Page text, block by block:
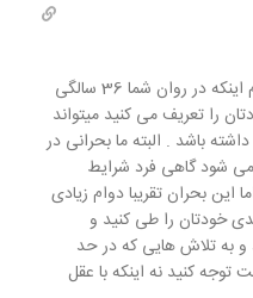
سلام به شما زهرا جان ببین عزیزم اینکه در روان شما 36 سالگی
را تعریف می کنید میتواند
باشد . البته ما بحرانی در
شود گاهی فرد شرایط
این بحران تقریبا دوام زیادی
خودتان را طی کنید و
و به تلاش هایی که در حد
توجه کنید نه اینکه با عقل